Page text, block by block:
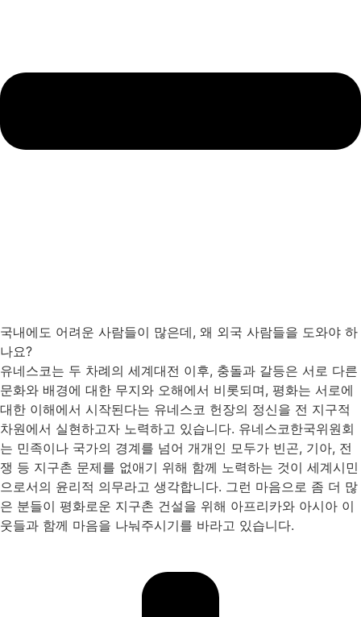
국내에도 어려운 사람들이 많은데, 왜 외국 사람들을 도와야 하
나요?
유네스코는 두 차례의 세계대전 이후, 충돌과 갈등은 서로 다른
문화와 배경에 대한 무지와 오해에서 비롯되며, 평화는 서로에
대한 이해에서 시작된다는 유네스코 헌장의 정신을 전 지구적
차원에서 실현하고자 노력하고 있습니다. 유네스코한국위원회
는 민족이나 국가의 경계를 넘어 개개인 모두가 빈곤, 기아, 전
쟁 등 지구촌 문제를 없애기 위해 함께 노력하는 것이 세계시민
으로서의 윤리적 의무라고 생각합니다. 그런 마음으로 좀 더 많
은 분들이 평화로운 지구촌 건설을 위해 아프리카와 아시아 이
웃들과 함께 마음을 나눠주시기를 바라고 있습니다.